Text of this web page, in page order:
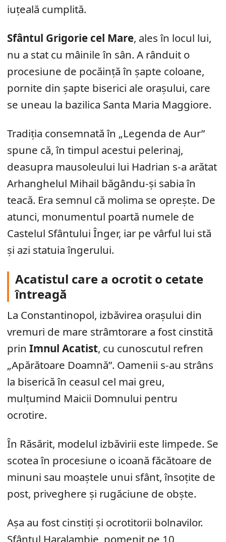
iuțeală cumplită.
Sfântul Grigorie cel Mare, ales în locul lui,
nu a stat cu mâinile în sân. A rânduit o
procesiune de pocăință în șapte coloane,
pornite din șapte biserici ale orașului, care
se uneau la bazilica Santa Maria Maggiore.
Tradiția consemnată în „Legenda de Aur”
spune că, în timpul acestui pelerinaj,
deasupra mausoleului lui Hadrian s-a arătat
Arhanghelul Mihail băgându-și sabia în
teacă. Era semnul că molima se oprește. De
atunci, monumentul poartă numele de
Castelul Sfântului Înger, iar pe vârful lui stă
și azi statuia îngerului.
Acatistul care a ocrotit o cetate
întreagă
La Constantinopol, izbăvirea orașului din
vremuri de mare strâmtorare a fost cinstită
prin Imnul Acatist, cu cunoscutul refren
„Apărătoare Doamnă”. Oamenii s-au strâns
la biserică în ceasul cel mai greu,
mulțumind Maicii Domnului pentru
ocrotire.
În Răsărit, modelul izbăvirii este limpede. Se
scotea în procesiune o icoană făcătoare de
minuni sau moaștele unui sfânt, însoțite de
post, priveghere și rugăciune de obște.
Așa au fost cinstiți și ocrotitorii bolnavilor.
Sfântul Haralambie, pomenit pe 10